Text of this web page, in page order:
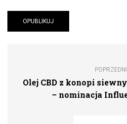
POPRZEDNI
Olej CBD z konopi
– nominacja